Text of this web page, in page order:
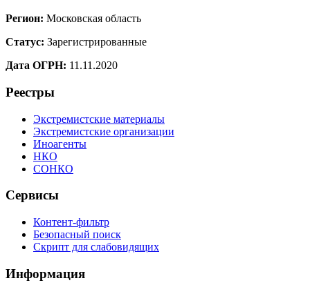
Регион: Московская область
Статус: Зарегистрированные
Дата ОГРН: 11.11.2020
Реестры
Экстремистские материалы
Экстремистские организации
Иноагенты
НКО
СОНКО
Сервисы
Контент-фильтр
Безопасный поиск
Скрипт для слабовидящих
Информация